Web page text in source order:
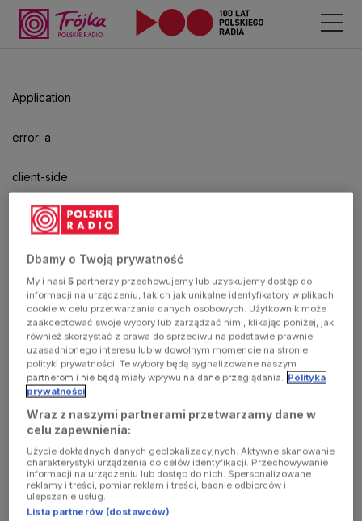
Application
error: a
client-side
exception
has
occurred
(see the
browser
console for
more
information)
Dbamy o Twoją prywatność
My i nasi5 partnerzy przechowujemy lub uzyskujemy dostęp do
informacji na urządzeniu, takich jak unikalne identyfikatory w plikach
cookie w celu przetwarzania danych osobowych. Użytkownik może
zaakceptować swoje wybory lub zarządzać nimi, klikając poniżej, jak
również skorzystać z prawa do sprzeciwu na podstawie prawnie
uzasadnionego interesu lub w dowolnym momencie na stronie
polityki prywatności. Te wybory będą sygnalizowane naszym
partnerom i nie będą miały wpływu na dane przeglądania. Polityka
prywatności
Wraz z naszymi partnerami przetwarzamy dane w
celu zapewnienia:
Użycie dokładnych danych geolokalizacyjnych. Aktywne skanowanie
charakterystyki urządzenia do celów identyfikacji. Przechowywanie
informacji na urządzeniu lub dostęp do nich. Spersonalizowane
reklamy i treści, pomiar reklam i treści, badnie odbiorców i
ulepszanie usług.
Lista partnerów (dostawców)